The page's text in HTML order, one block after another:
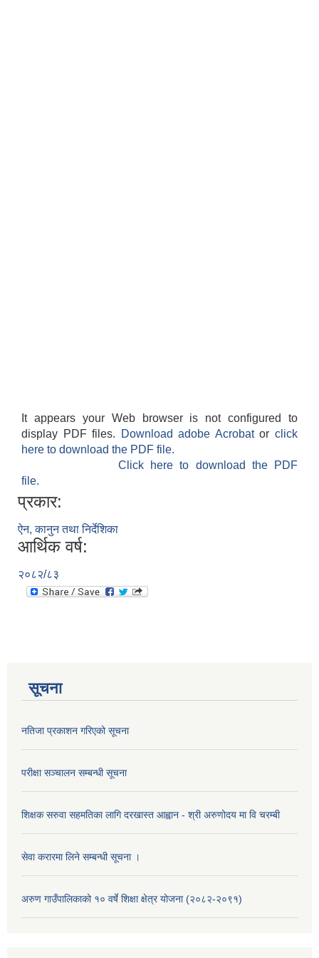
It appears your Web browser is not configured to
display PDF files.
Download adobe Acrobatorclick
here to download the PDF file.
Click here to download the PDF
file.
प्रकार:
ऐन, कानुन तथा निर्देशिका
आर्थिक वर्ष:
२०८२/८३
सूचना
नतिजा प्रकाशन गरिएको सूचना
परीक्षा सञ्चालन सम्बन्धी सूचना
शिक्षक सरुवा सहमतिका लागि दरखास्त आह्वान - श्री अरुणोदय मा वि चरम्बी
सेवा करारमा लिने सम्बन्धी सूचना ।
अरुण गाउँपालिकाको १० वर्षे शिक्षा क्षेत्र योजना (२०८२-२०९१)